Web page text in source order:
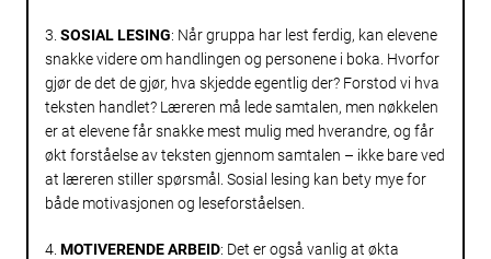
3. SOSIAL LESING: Når gruppa har lest ferdig, kan elevene
snakke videre om handlingen og personene i boka. Hvorfor
gjør de det de gjør, hva skjedde egentlig der? Forstod vi hva
teksten handlet? Læreren må lede samtalen, men nøkkelen
er at elevene får snakke mest mulig med hverandre, og får
økt forståelse av teksten gjennom samtalen – ikke bare ved
at læreren stiller spørsmål. Sosial lesing kan bety mye for
både motivasjonen og leseforståelsen.
4. MOTIVERENDE ARBEID: Det er også vanlig at økta